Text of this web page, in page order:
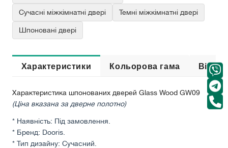
Сучасні міжкімнатні двері Темні міжкімнатні двері
Шпоновані двері
Характеристики Кольорова гама
Характеристика шпонованих дверей Glass Wood GW09
(Ціна вказана за дверне полотно)
* Наявність: Під замовлення.
* Бренд: Dooris.
* Тип дизайну: Сучасний.